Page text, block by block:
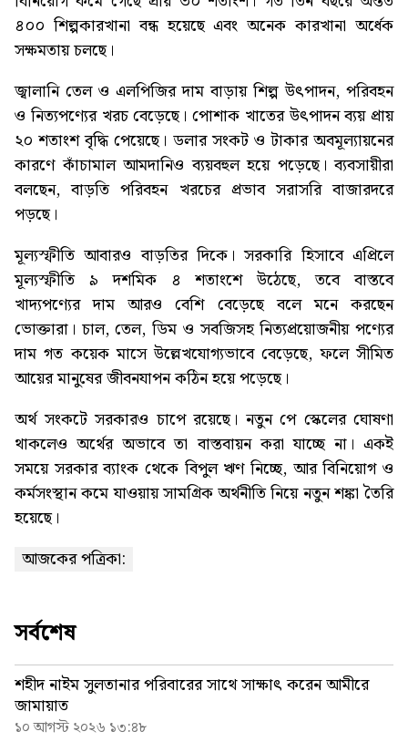
৪০০ শিল্পকারখানা বন্ধ হয়েছে এবং অনেক কারখানা অর্ধেক
সক্ষমতায় চলছে।
জ্বালানি তেল ও এলপিজির দাম বাড়ায় শিল্প উৎপাদন, পরিবহন
ও নিত্যপণ্যের খরচ বেড়েছে। পোশাক খাতের উৎপাদন ব্যয় প্রায়
২০ শতাংশ বৃদ্ধি পেয়েছে। ডলার সংকট ও টাকার অবমূল্যায়নের
কারণে কাঁচামাল আমদানিও ব্যয়বহুল হয়ে পড়েছে। ব্যবসায়ীরা
বলছেন, বাড়তি পরিবহন খরচের প্রভাব সরাসরি বাজারদরে
পড়ছে।
মূল্যস্ফীতি আবারও বাড়তির দিকে। সরকারি হিসাবে এপ্রিলে
মূল্যস্ফীতি ৯ দশমিক ৪ শতাংশে উঠেছে, তবে বাস্তবে
খাদ্যপণ্যের দাম আরও বেশি বেড়েছে বলে মনে করছেন
ভোক্তারা। চাল, তেল, ডিম ও সবজিসহ নিত্যপ্রয়োজনীয় পণ্যের
দাম গত কয়েক মাসে উল্লেখযোগ্যভাবে বেড়েছে, ফলে সীমিত
আয়ের মানুষের জীবনযাপন কঠিন হয়ে পড়েছে।
অর্থ সংকটে সরকারও চাপে রয়েছে। নতুন পে স্কেলের ঘোষণা
থাকলেও অর্থের অভাবে তা বাস্তবায়ন করা যাচ্ছে না। একই
সময়ে সরকার ব্যাংক থেকে বিপুল ঋণ নিচ্ছে, আর বিনিয়োগ ও
কর্মসংস্থান কমে যাওয়ায় সামগ্রিক অর্থনীতি নিয়ে নতুন শঙ্কা তৈরি
হয়েছে।
আজকের পত্রিকা:
সর্বশেষ
শহীদ নাইম সুলতানার পরিবারের সাথে সাক্ষাৎ করেন আমীরে
জামায়াত
১০ আগস্ট ২০২৬ ১৩:৪৮